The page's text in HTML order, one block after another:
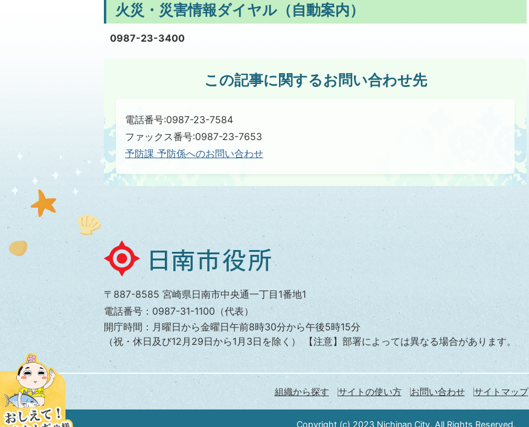
火災・災害情報ダイヤル（自動案内）
0987-23-3400
この記事に関するお問い合わせ先
電話番号:0987-23-7584
ファックス番号:0987-23-7653
予防課 予防係へのお問い合わせ
日
南
役
所
〒887-8585 宮崎県日南市中央通一丁目1番地1
電話番号：0987-31-1100（代表）
開庁時間：月曜日から金曜日午前8時30分から午後5時15分
（祝・休日及び12月29日から1月3日を除く）
【注意】部署によっては異なる場合があります。
組織から探す サイトの使い方 お問い合わせ サイトマップ
Copyright (c) 2023 Nichinan City. All Rights Reserved.